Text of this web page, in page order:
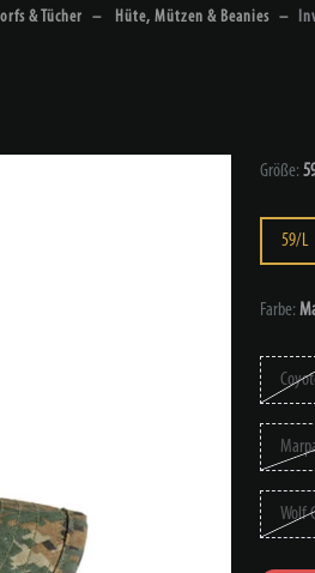
& Tücher Hüte, Mützen & Beanies
Größe:
59/L
Farbe:
Wolf